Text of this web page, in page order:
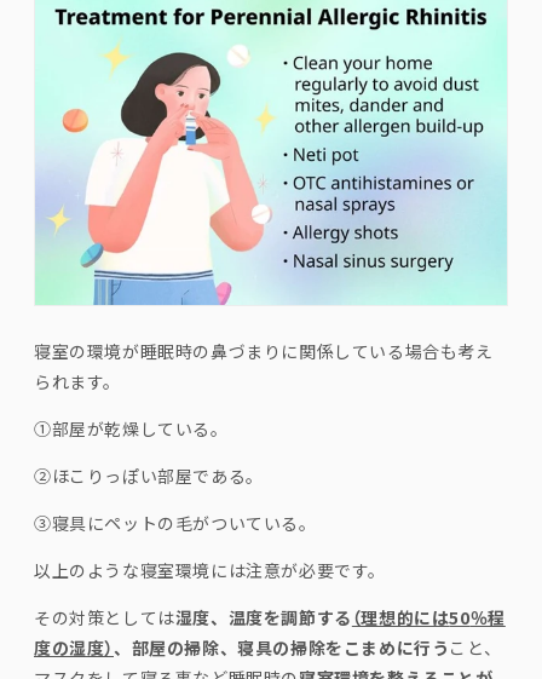
寝室の環境が睡眠時の鼻づまりに関係している場合も考え
られます。
①部屋が乾燥している。
②ほこりっぽい部屋である。
③寝具にペットの毛がついている。
以上のような寝室環境には注意が必要です。
その対策としては湿度、温度を調節する （理想的には50％程
度の湿度） 、部屋の掃除、寝具の掃除をこまめに行う こと、